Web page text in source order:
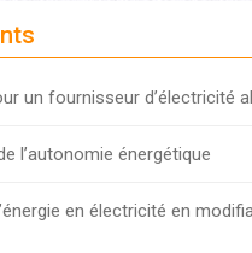
un fournisseur d’électricité
l’autonomie énergétique
en électricité en